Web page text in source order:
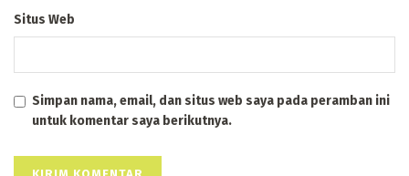
Situs Web
Simpan nama, email, dan situs web saya pada peramban ini
untuk komentar saya berikutnya.